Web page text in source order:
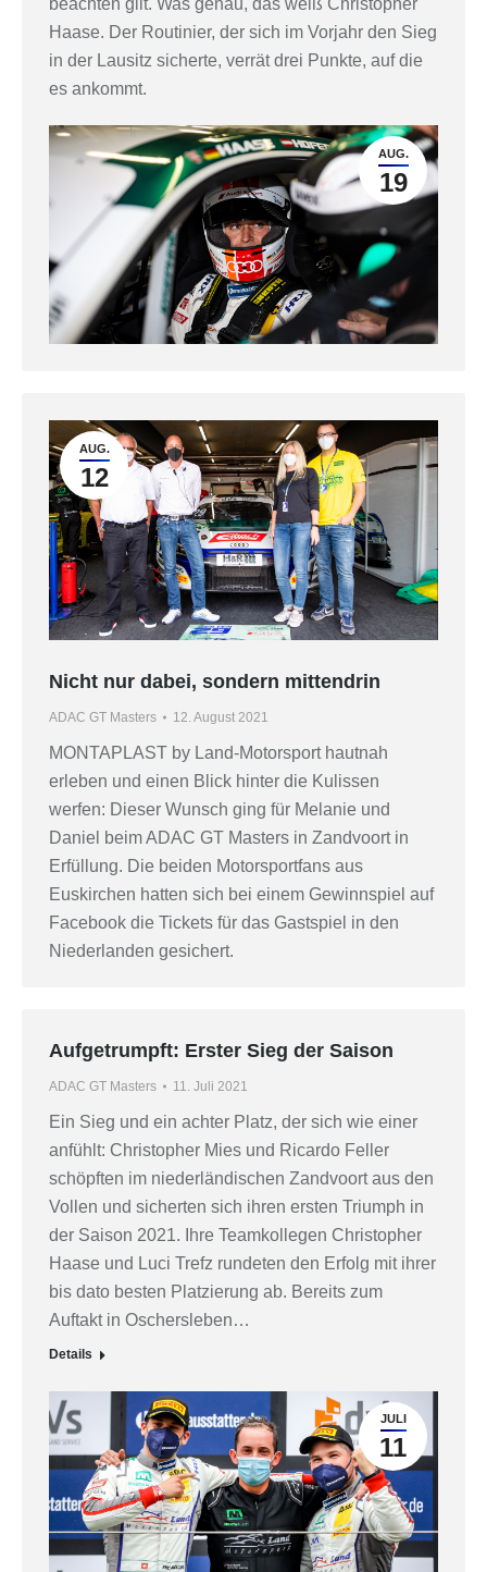
beachten gilt. Was genau, das weiß Christopher
Haase. Der Routinier, der sich im Vorjahr den Sieg
in der Lausitz sicherte, verrät drei Punkte, auf die
es ankommt.
AUG.
19
AUG.
12
Nicht nur dabei, sondern mittendrin
ADAC GT Masters 12. August 2021
MONTAPLAST by Land-Motorsport hautnah
erleben und einen Blick hinter die Kulissen
werfen: Dieser Wunsch ging für Melanie und
Daniel beim ADAC GT Masters in Zandvoort in
Erfüllung. Die beiden Motorsportfans aus
Euskirchen hatten sich bei einem Gewinnspiel auf
Facebook die Tickets für das Gastspiel in den
Niederlanden gesichert.
Aufgetrumpft: Erster Sieg der Saison
ADAC GT Masters 11. Juli 2021
Ein Sieg und ein achter Platz, der sich wie einer
anfühlt: Christopher Mies und Ricardo Feller
schöpften im niederländischen Zandvoort aus den
Vollen und sicherten sich ihren ersten Triumph in
der Saison 2021. Ihre Teamkollegen Christopher
Haase und Luci Trefz rundeten den Erfolg mit ihrer
bis dato besten Platzierung ab. Bereits zum
Auftakt in Oschersleben…
Details
JULI
11